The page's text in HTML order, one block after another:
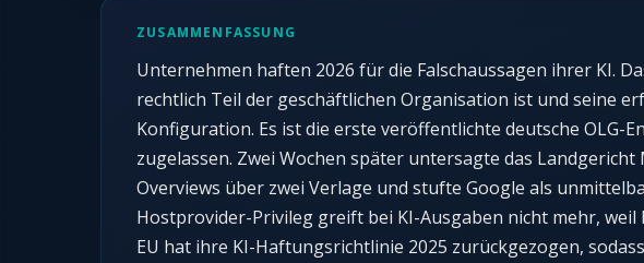
ZUSAMMENFASSUNG
Unternehmen haften 2026 für die Falschaussagen ihrer KI.
rechtlich Teil der geschäftlichen Organisation ist und seine
Konfiguration. Es ist die erste veröffentlichte deutsche
zugelassen. Zwei Wochen später untersagte das
Overviews über zwei Verlage und stufte Google als
Hostprovider-Privileg greift bei KI-Ausgaben nicht mehr,
EU hat ihre KI-Haftungsrichtlinie 2025 zurückgezogen,